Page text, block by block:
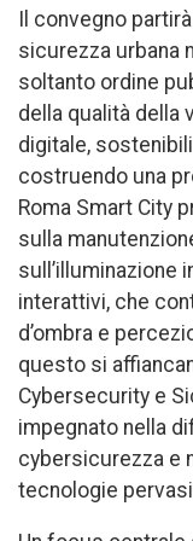
Il convegno
sicurezza urbana
soltanto ordine
della qualità della
digitale,
costruendo una
Roma Smart City
sulla
sull’illuminazione
interattivi, che
d’ombra e
questo si
Cybersecurity e
impegnato nella
cybersicurezza e
tecnologie